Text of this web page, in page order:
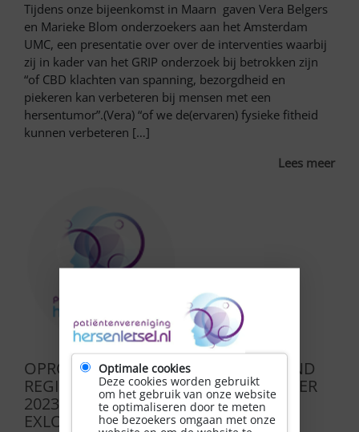
Tijdens onze bijeenkomst in Maarn gaven Vera Belgers
en Marieke Blom onderzoekers aan het Amsterdam
UMC, een presentatie over over de interventies waarbij
zij in kader van het GRIP onderzoek bij betrokken zijn
“of CBD klachten van spanning, bezorgdheid en
piekeren kan verbeteren bij mensen met een
hersentumor”.(Vera) “of we de(ervaren) fysieke fitheid
kunnen verbeteren […]
Lees meer
OPROEP ZELFMANAGEMENT WEEKEND
REGIO NOORD OP 3, 4 en 5 NOVEMBER
2023 IN HOTEL DE HUNZEBERGEN IN
EXLOO!
Optimale cookies
Deze cookies worden gebruikt
om het gebruik van onze website
te optimaliseren door te meten
hoe bezoekers omgaan met onze